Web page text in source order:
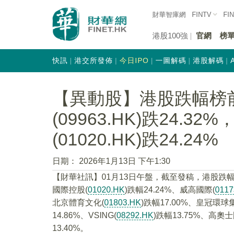
財華智庫網 FINTV
港股100強 官網 榜
快訊 港交所發佈 今日IPO 一圖解碼 港股解碼
【異動股】港股跌幅
(09963.HK)跌24.32%
(01020.HK)跌24.24%
日期：
2026年1月13日 下午1:30
【財華社訊】01月13日午盤，截至發稿，港股跌
國際控股(01020.HK)跌幅24.24%、威高國際(
北京體育文化(01803.HK)跌幅17.00%、皇冠環球
14.86%、VSING(08292.HK)跌幅13.75%、高奧
13.40%。